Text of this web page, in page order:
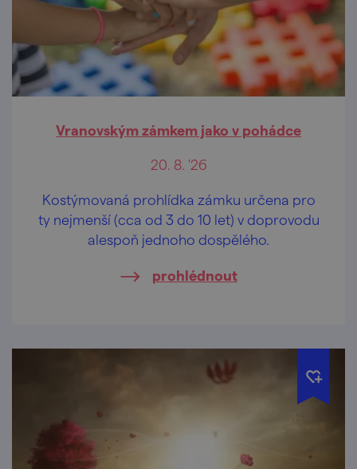
Vranovským zámkem jako v pohádce
20. 8. '26
Kostýmovaná prohlídka zámku určena pro
ty nejmenší (cca od 3 do 10 let) v doprovodu
alespoň jednoho dospělého.
prohlédnout